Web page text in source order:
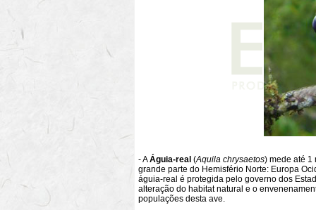
- AÁguia-real (Aquila chrysaetos) mede até 1
grande parte do Hemisfério Norte: Europa
águia-real é protegida pelo governo dos
alteração do habitat natural e o
populações desta ave.